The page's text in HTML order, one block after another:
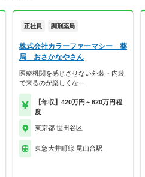
正社員 調剤薬局
株式会社カラーファーマシー 薬
局 おさかなやさん
医療機関を感じさせない外装・内装
で来るのが楽しくな…
【年収】420万円～620万円程
度
東京都 世田谷区
東急大井町線 尾山台駅